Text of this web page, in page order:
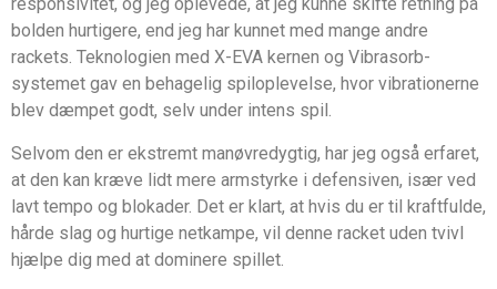
responsivitet, og jeg oplevede, at jeg kunne skifte retning på
bolden hurtigere, end jeg har kunnet med mange andre
rackets. Teknologien med X-EVA kernen og Vibrasorb-
systemet gav en behagelig spiloplevelse, hvor vibrationerne
blev dæmpet godt, selv under intens spil.
Selvom den er ekstremt manøvredygtig, har jeg også erfaret,
at den kan kræve lidt mere armstyrke i defensiven, især ved
lavt tempo og blokader. Det er klart, at hvis du er til kraftfulde,
hårde slag og hurtige netkampe, vil denne racket uden tvivl
hjælpe dig med at dominere spillet.